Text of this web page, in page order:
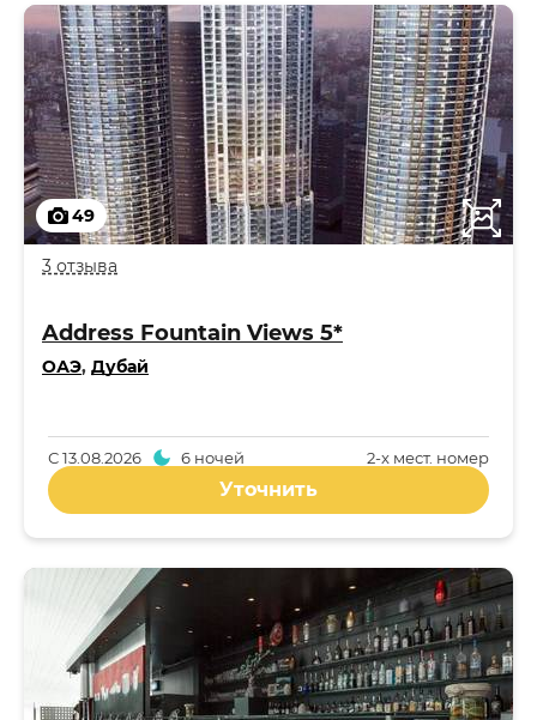
49
3 отзыва
Address Fountain Views 5*
ОАЭ, Дубай
2-x мест. номер
С13.08.2026 6 ночей
Уточнить